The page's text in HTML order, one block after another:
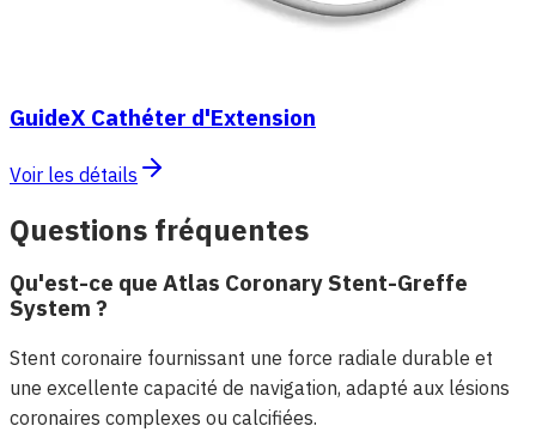
GuideX Cathéter d'Extension
Voir les détails
Questions fréquentes
Qu'est-ce que Atlas Coronary Stent-Greffe
System ?
Stent coronaire fournissant une force radiale durable et
une excellente capacité de navigation, adapté aux lésions
coronaires complexes ou calcifiées.